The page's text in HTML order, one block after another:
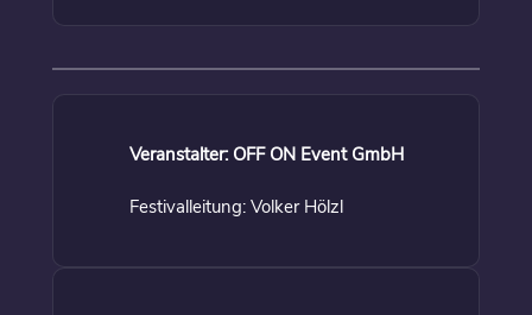
Veranstalter: OFF ON Event GmbH
Festivalleitung: Volker Hölzl